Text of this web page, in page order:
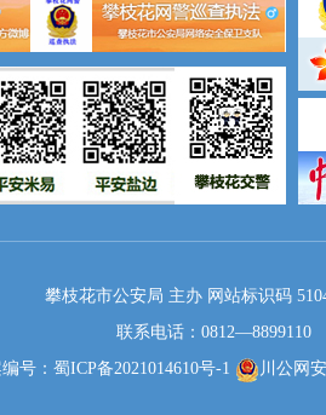
攀枝花市公安局 主办 网站标识码
联系电话：0812—8899110
号：蜀ICP备2021014610号-1
川公网